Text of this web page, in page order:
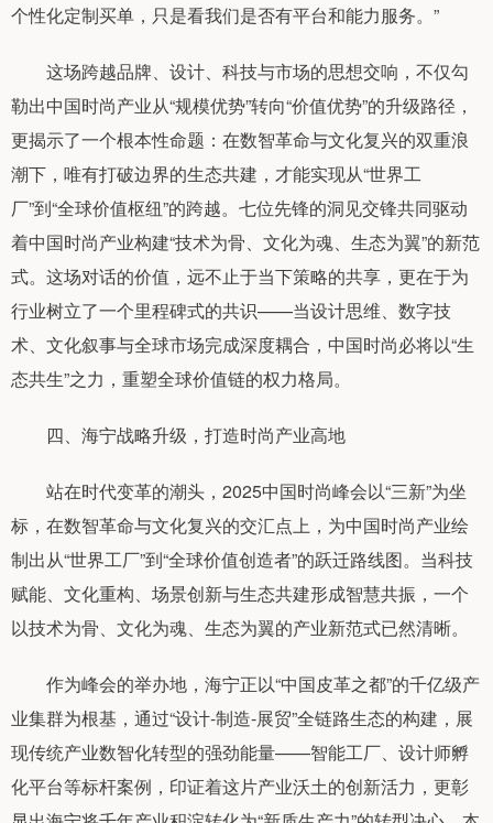
个性化定制买单，只是看我们是否有平台和能力服务。”
这场跨越品牌、设计、科技与市场的思想交响，不仅勾
勒出中国时尚产业从“规模优势”转向“价值优势”的升级路径，
更揭示了一个根本性命题：在数智革命与文化复兴的双重浪
潮下，唯有打破边界的生态共建，才能实现从“世界工
厂”到“全球价值枢纽”的跨越。七位先锋的洞见交锋共同驱动
着中国时尚产业构建“技术为骨、文化为魂、生态为翼”的新范
式。这场对话的价值，远不止于当下策略的共享，更在于为
行业树立了一个里程碑式的共识——当设计思维、数字技
术、文化叙事与全球市场完成深度耦合，中国时尚必将以“生
态共生”之力，重塑全球价值链的权力格局。
四、海宁战略升级，打造时尚产业高地
站在时代变革的潮头，2025中国时尚峰会以“三新”为坐
标，在数智革命与文化复兴的交汇点上，为中国时尚产业绘
制出从“世界工厂”到“全球价值创造者”的跃迁路线图。当科技
赋能、文化重构、场景创新与生态共建形成智慧共振，一个
以技术为骨、文化为魂、生态为翼的产业新范式已然清晰。
作为峰会的举办地，海宁正以“中国皮革之都”的千亿级产
业集群为根基，通过“设计-制造-展贸”全链路生态的构建，展
现传统产业数智化转型的强劲能量——智能工厂、设计师孵
化平台等标杆案例，印证着这片产业沃土的创新活力，更彰